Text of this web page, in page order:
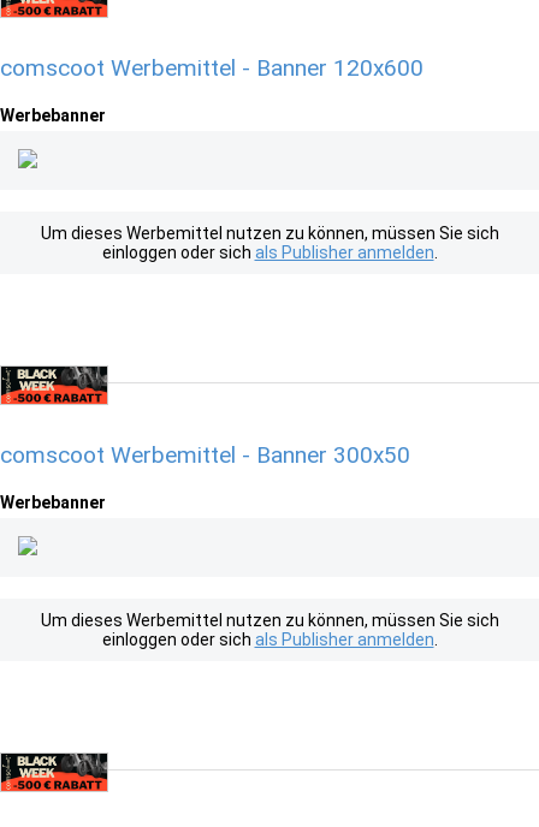
comscoot Werbemittel - Banner 120x600
Werbebanner
Um dieses Werbemittel nutzen zu können, müssen Sie sich
einloggen oder sich als Publisher anmelden
comscoot Werbemittel - Banner 300x50
Werbebanner
Um dieses Werbemittel nutzen zu können, müssen Sie sich
einloggen oder sich als Publisher anmelden